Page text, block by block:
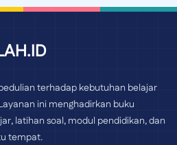
terhadap kebutuhan belajar
ini menghadirkan buku
latihan soal, modul pendidikan, dan
tempat.